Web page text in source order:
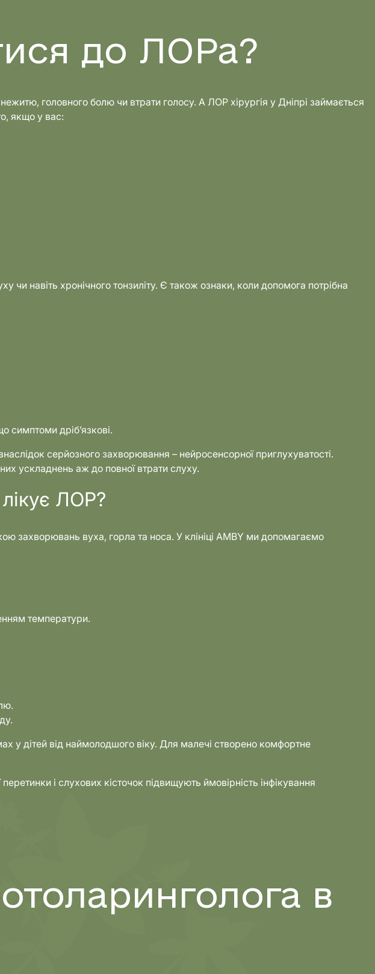
до ЛОРа?
головного болю чи втрати голосу. А ЛОР хірургія у Дніпрі займається
якщо у вас:
чи навіть хронічного тонзиліту. Є також ознаки, коли допомога потрібна
симптоми дріб’язкові.
серйозного захворювання – нейросенсорної приглухуватості.
ускладнень аж до повної втрати слуху.
ЛОР?
захворювань вуха, горла та носа. У клініці AMBY ми допомагаємо
температури.
у дітей від наймолодшого віку. Для малечі створено комфортне
і слухових кісточок підвищують ймовірність інфікування
в